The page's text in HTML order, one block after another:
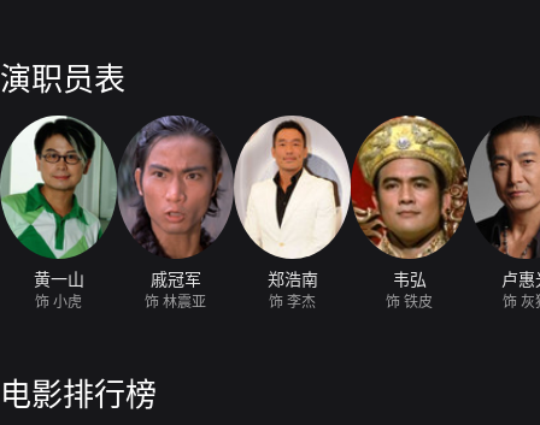
演职员表
黄一山
饰 小虎
戚冠军
饰 林震亚
郑浩南
饰 李杰
韦弘
饰 铁皮
卢惠
饰 灰
电影排行榜